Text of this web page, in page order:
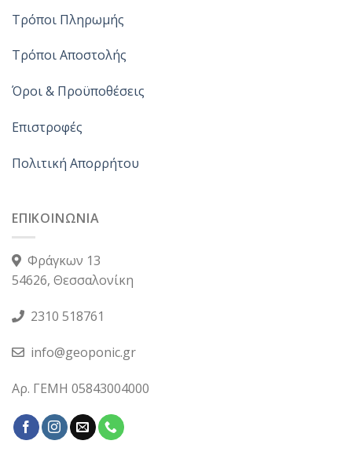
Τρόποι Πληρωμής
Τρόποι Αποστολής
Όροι & Προϋποθέσεις
Επιστροφές
Πολιτική Απορρήτου
ΕΠΙΚΟΙΝΩΝΙΑ
Φράγκων 13
54626, Θεσσαλονίκη
2310 518761
info@geoponic.gr
Αρ. ΓΕΜΗ 05843004000